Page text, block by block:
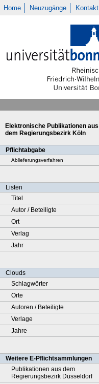
Home Neuzugänge Kontakt
Elektronische Publikationen aus
dem Regierungsbezirk Köln
Pflichtabgabe
Ablieferungsverfahren
Listen
Titel
Autor / Beteiligte
Ort
Verlag
Jahr
Clouds
Schlagwörter
Orte
Autoren / Beteiligte
Verlage
Jahre
Weitere E-Pflichtsammlungen
Publikationen aus dem
Regierungsbezirk Düsseldorf